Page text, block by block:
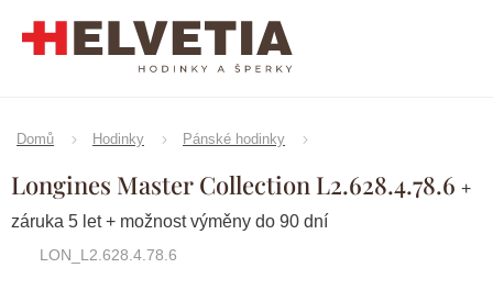
Domů Hodinky Pánské hodinky
Longines Master Collection L2.628.4.78.6 +
záruka 5 let + možnost výměny do 90 dní
LON_L2.628.4.78.6